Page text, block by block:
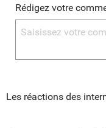
Rédigez votre
Les réactions des